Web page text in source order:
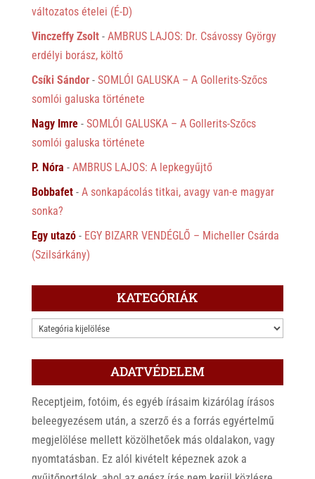
változatos ételei (É-D)
Vinczeffy Zsolt- AMBRUS LAJOS: Dr. Csávossy György
erdélyi borász, költő
Csíki Sándor- SOMLÓI GALUSKA – A Gollerits-Szőcs
somlói galuska története
Nagy Imre- SOMLÓI GALUSKA – A Gollerits-Szőcs
somlói galuska története
P. Nóra - AMBRUS LAJOS: A lepkegyűjtő
Bobbafet- A sonkapácolás titkai, avagy van-e magyar
sonka?
Egy utazó- EGY BIZARR VENDÉGLŐ – Micheller Csárda
(Szilsárkány)
KATEGÓRIÁK
KATEGÓRIÁK
ADATVÉDELEM
Receptjeim, fotóim, és egyéb írásaim kizárólag írásos
beleegyezésem után, a szerző és a forrás egyértelmű
megjelölése mellett közölhetőek más oldalakon, vagy
nyomtatásban. Ez alól kivételt képeznek azok a